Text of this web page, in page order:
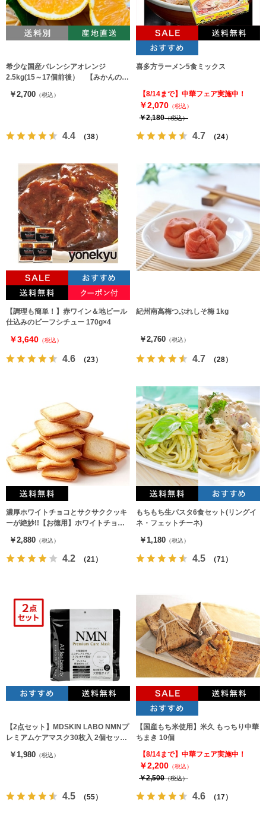
希少な国産バレンシアオレンジ
2.5kg(15～17個前後） 【みかんのみ
￥2,700 （税込）
4.4 （38）
喜多方ラーメン5食ミックス
【8/14まで】中華フェア実施中！
￥2,070 （税込）
￥2,180（税込）
4.7 （24）
【調理も簡単！】赤ワイン＆地ビール
仕込みのビーフシチュー 170g×4
￥3,640 （税込）
4.6 （23）
紀州南高梅つぶれしそ梅 1kg
￥2,760 （税込）
4.7 （28）
濃厚ホワイトチョコとサクサククッキ
ーが絶妙!!【お徳用】ホワイトチョコ
￥2,880 （税込）
4.2 （21）
もちもち生パスタ6食セット(リングイ
ネ・フェットチーネ)
￥1,180 （税込）
4.5 （71）
【2点セット】MDSKIN LABO NMNプ
レミアムケアマスク30枚入 2個セット
￥1,980 （税込）
4.5 （55）
【国産もち米使用】米久 もっちり中華
ちまき 10個
【8/14まで】中華フェア実施中！
￥2,200 （税込）
￥2,500（税込）
4.6 （17）